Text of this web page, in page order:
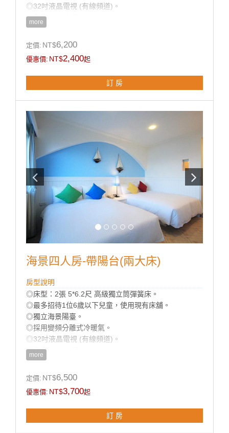
◎32吋液晶電視 (有線頻道)。
◎免費Wi-Fi上網。
◎乾濕分離獨立衛浴。
◎寬廣平面停車場。
◎房內提供：小冰箱 / 盥洗用品 / 吹風機 / 電熱水瓶 / 茶
包 / 咖啡包 / 礦泉水 / 舒適乾淨羽毛被品。
more
定價: NT$6,200
優惠價: NT$2,400起
訂 房
海景四人房-帶陽台(兩大床)
房型說明
◎床型：2張 5*6.2尺 高級獨立筒彈簧床。
◎最多招待1位6歲以下兒童，使用現有床舖。
◎獨立海景陽臺。
◎採用變頻分離式冷暖氣。
◎32吋液晶電視 (有線頻道)。
◎免費Wi-Fi上網。
◎乾濕分離獨立衛浴。
◎寬廣平面停車場。
◎房內提供：小冰箱 / 盥洗用品 / 吹風機 / 電熱水瓶 / 茶
包 / 咖啡包 / 礦泉水 / 舒適乾淨羽毛被品。
more
定價: NT$6,500
優惠價: NT$3,700起
訂 房